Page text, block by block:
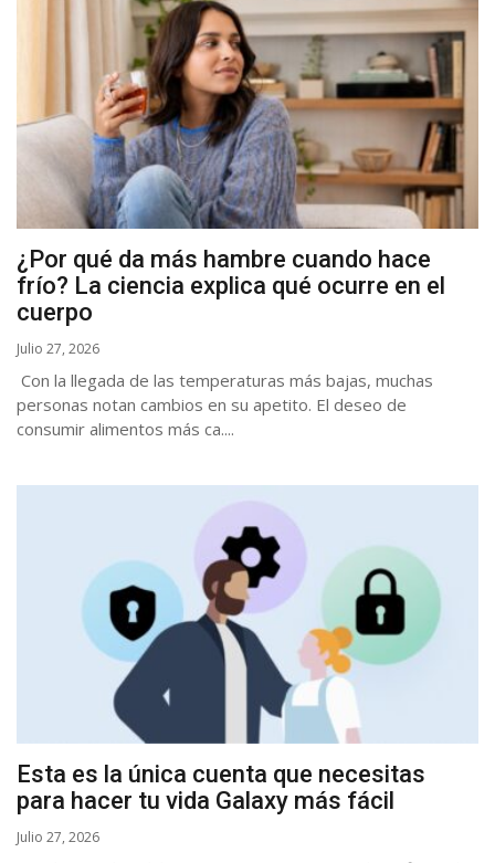
¿Por qué da más hambre cuando hace
frío? La ciencia explica qué ocurre en el
cuerpo
Julio 27, 2026
Con la llegada de las temperaturas más bajas, muchas
personas notan cambios en su apetito. El deseo de
consumir alimentos más ca....
Esta es la única cuenta que necesitas
para hacer tu vida Galaxy más fácil
Julio 27, 2026